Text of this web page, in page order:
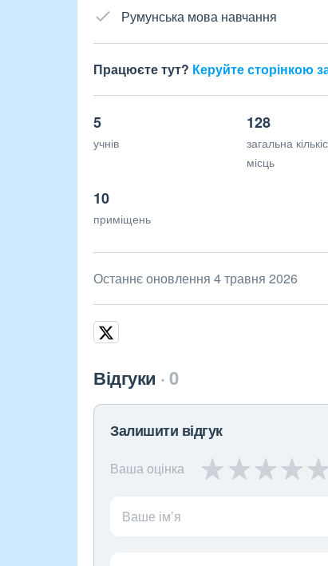
Румунська мова навчання
Працюєте тут? Керуйте сторінкою
5
учнів
128
загальна
місць
10
приміщень
Останнє оновлення 4 травня 2026
Відгуки 0
Залишити відгук
Ваша оцінка
Ваше ім’я